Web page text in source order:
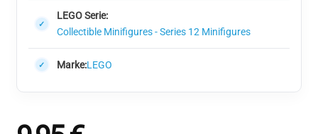
LEGO Serie:
Collectible Minifigures - Series 12 Minifigures
Marke:LEGO